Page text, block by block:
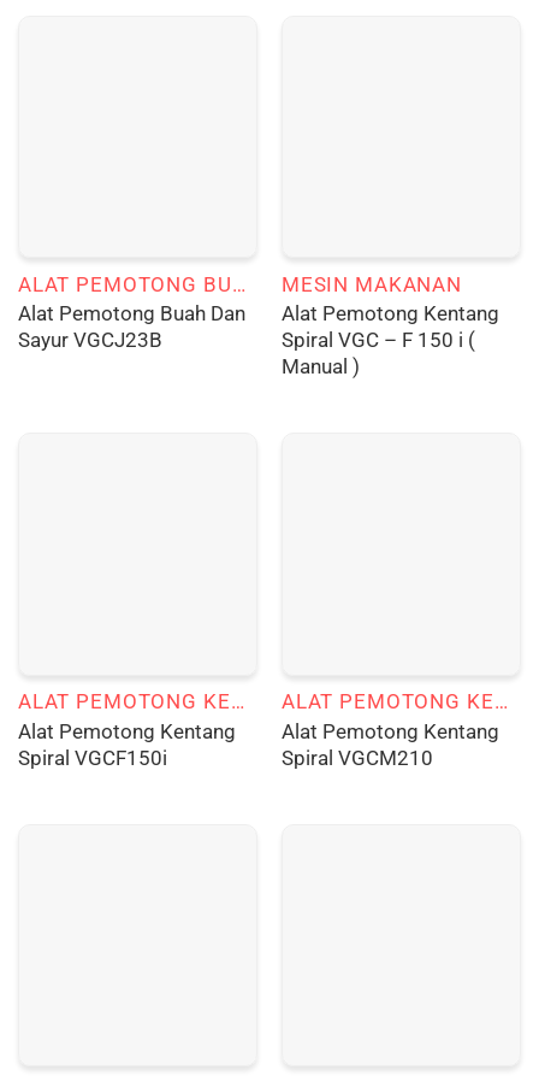
ALAT PEMOTONG BUAH DAN SAYUR
Alat Pemotong Buah Dan
Sayur VGCJ23B
MESIN MAKANAN
Alat Pemotong Kentang
Spiral VGC – F 150 i (
Manual )
ALAT PEMOTONG KENTANG SPIRAL
Alat Pemotong Kentang
Spiral VGCF150i
ALAT PEMOTONG KENTANG SPIRAL
Alat Pemotong Kentang
Spiral VGCM210